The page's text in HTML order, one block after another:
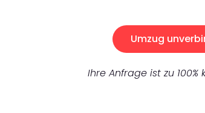
Umzug
Ihre Anfrage ist zu